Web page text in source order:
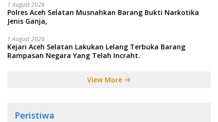
1 August 2026
Polres Aceh Selatan Musnahkan Barang Bukti Narkotika
Jenis Ganja,
1 August 2026
Kejari Aceh Selatan Lakukan Lelang Terbuka Barang
Rampasan Negara Yang Telah Incraht.
View More
Peristiwa